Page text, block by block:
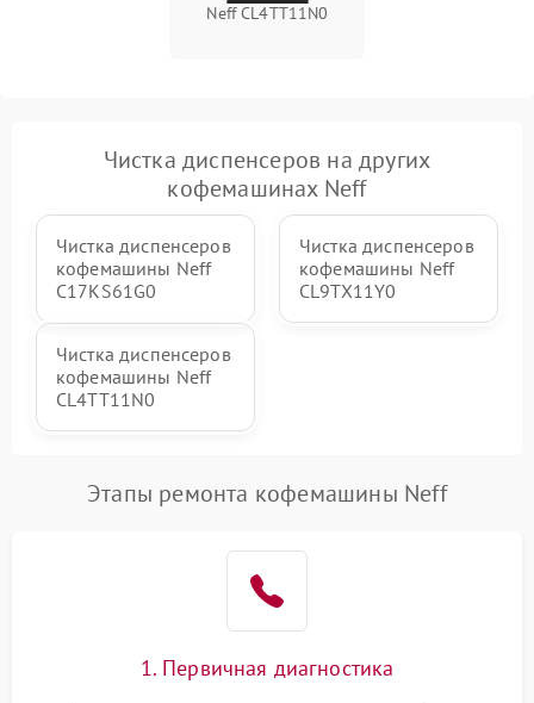
Neff CL4TT11N0
Чистка диспенсеров на других
кофемашинах Neff
Чистка диспенсеров
кофемашины Neff
C17KS61G0
Чистка диспенсеров
кофемашины Neff
CL9TX11Y0
Чистка диспенсеров
кофемашины Neff
CL4TT11N0
Этапы ремонта кофемашины Neff
1. Первичная диагностика